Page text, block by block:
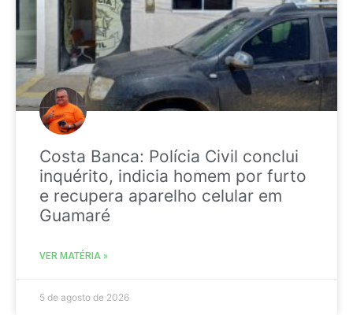
Costa Banca: Polícia Civil conclui
inquérito, indicia homem por furto
e recupera aparelho celular em
Guamaré
VER MATÉRIA »
5 de agosto de 2026